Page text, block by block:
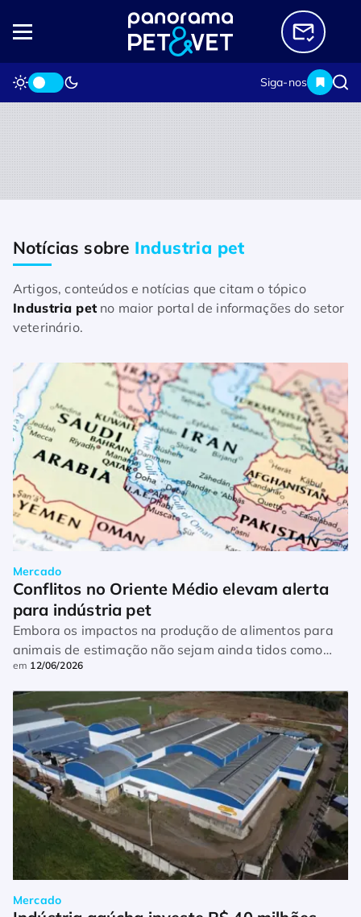
Siga-nos
Home Notícias sobre Industria pet
Notícias sobre Industria pet
Artigos, conteúdos e notícias que citam o tópico
Industria pet no maior portal de informações do setor
veterinário.
Mercado
Conflitos no Oriente Médio elevam alerta
para indústria pet
Embora os impactos na produção de alimentos para
animais de estimação não sejam ainda tidos como
relevantes, setor monitora custos de energia e
logística
em 12/06/2026
Mercado